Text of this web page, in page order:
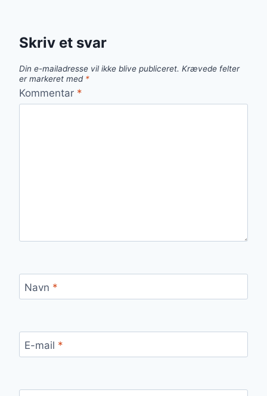
Skriv et svar
Din e-mailadresse vil ikke blive publiceret. Krævede felter
er markeret med *
Kommentar *
Navn *
E-mail *